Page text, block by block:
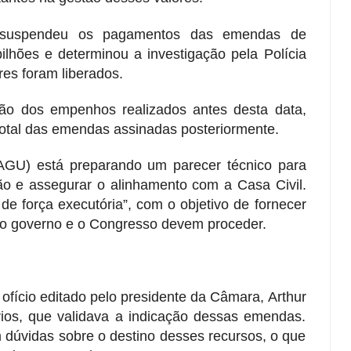
os pagamentos das emendas de
e determinou a investigação pela Polícia
foram liberados.
dos empenhos realizados antes desta data,
das emendas assinadas posteriormente.
está preparando um parecer técnico para
e assegurar o alinhamento com a Casa Civil.
força executória”, com o objetivo de fornecer
governo e o Congresso devem proceder.
editado pelo presidente da Câmara, Arthur
que validava a indicação dessas emendas.
sobre o destino desses recursos, o que